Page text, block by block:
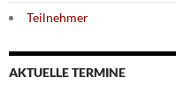
Teilnehmer
AKTUELLE TERMINE